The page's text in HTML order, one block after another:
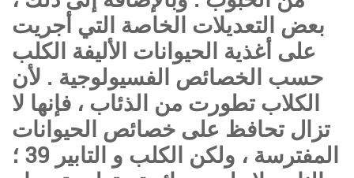
بعض التعديلات الخاصة التي أجريت
على أغذية الحيوانات الأليفة الكلب
حسب الخصائص الفسيولوجية . لأن
الكلاب تطورت من الذئاب ، فإنها لا
تزال تحافظ على خصائص الحيوانات
المفترسة ، ولكن الكلب و التابير 39 ؛